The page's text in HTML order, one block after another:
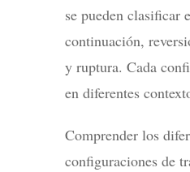
se pueden clasificar
continuación,
y ruptura. Cada
en diferentes
Comprender los
configuraciones de